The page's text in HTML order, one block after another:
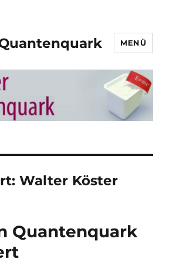
MENÜ
Walter Köster
Quantenquark